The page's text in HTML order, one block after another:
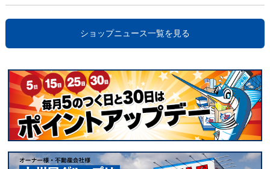
ショップニュース一覧を見る